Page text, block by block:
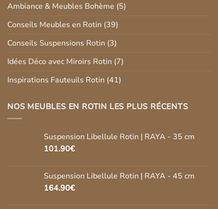
Ambiance & Meubles Bohème (5)
Conseils Meubles en Rotin (39)
Conseils Suspensions Rotin (3)
Idées Déco avec Miroirs Rotin (7)
Inspirations Fauteuils Rotin (41)
NOS MEUBLES EN ROTIN LES PLUS RÉCENTS
Suspension Libellule Rotin | RAYA - 35 cm
101.90€
Suspension Libellule Rotin | RAYA - 45 cm
164.90€